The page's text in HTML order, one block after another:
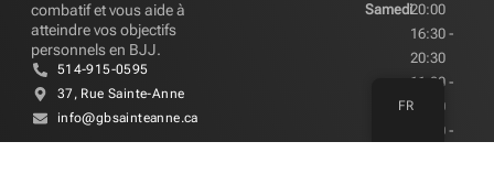
combatif et vous aide à
atteindre vos objectifs
personnels en BJJ.
514-915-0595
37, Rue Sainte-Anne
info@gbsainteanne.ca
Samedi20:00
16:30 -
20:30
11:30 -
13:00
09:30 -
FR